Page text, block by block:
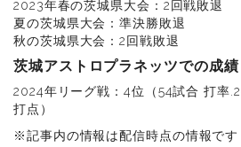
2023年春の茨城県大会：2回戦敗退
夏の茨城県大会：準決勝敗退
秋の茨城県大会：2回戦敗退
茨城アストロプラネッツでの成績
2024年リーグ戦：4位（54試合 打率
打点）
※記事内の情報は配信時点の情報です